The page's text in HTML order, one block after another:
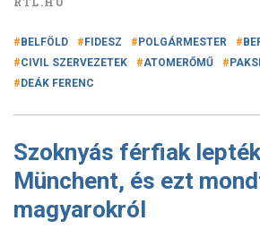
BELFÖLD FIDESZ POLGÁRMESTER
CIVIL SZERVEZETEK
ATOMERŐMŰ
DEÁK FERENC
Szoknyás férfiak
Münchent, és ezt
magyarokról